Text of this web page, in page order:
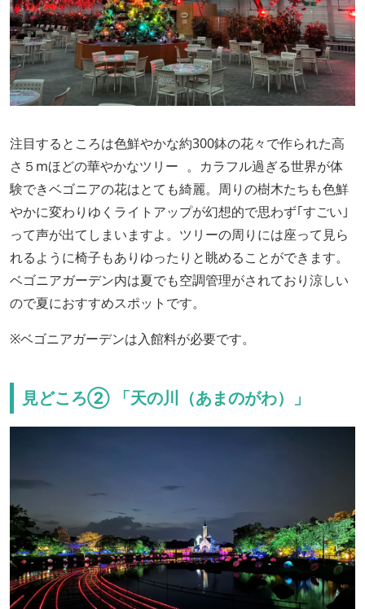
注目するところは色鮮やかな約300鉢の花々で作られた高
さ５mほどの華やかなツリー 。カラフル過ぎる世界が体
験できベゴニアの花はとても綺麗。周りの樹木たちも色鮮
やかに変わりゆくライトアップが幻想的で思わず｢すごい｣
って声が出てしまいますよ。ツリーの周りには座って見ら
れるように椅子もありゆったりと眺めることができます。
ベゴニアガーデン内は夏でも空調管理がされており涼しい
ので夏におすすめスポットです。
※ベゴニアガーデンは入館料が必要です。
見どころ② 「天の川（あまのがわ）」